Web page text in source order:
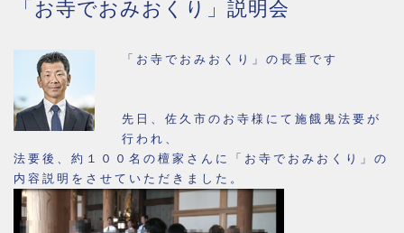
「お寺でおみおくり」説明会
「お寺でおみおくり」の長重です
先日、佐久市のお寺様にて施餓鬼法要が
行われ、
法要後、約１００名の檀家さんに「お寺でおみおくり」の
内容説明をさせていただきました。